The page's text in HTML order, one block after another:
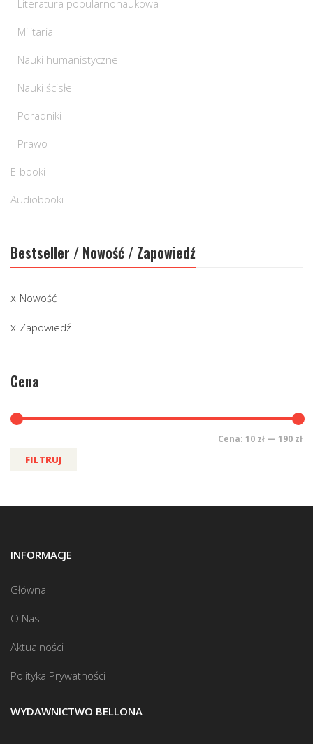
Literatura popularnonaukowa
Militaria
Nauki humanistyczne
Nauki ścisłe
Poradniki
Prawo
E-booki
Audiobooki
Bestseller / Nowość / Zapowiedź
Nowość
Zapowiedź
Cena
FILTRUJ
Cena: 10 zł — 190 zł
INFORMACJE
Główna
O Nas
Aktualności
Polityka Prywatności
WYDAWNICTWO BELLONA